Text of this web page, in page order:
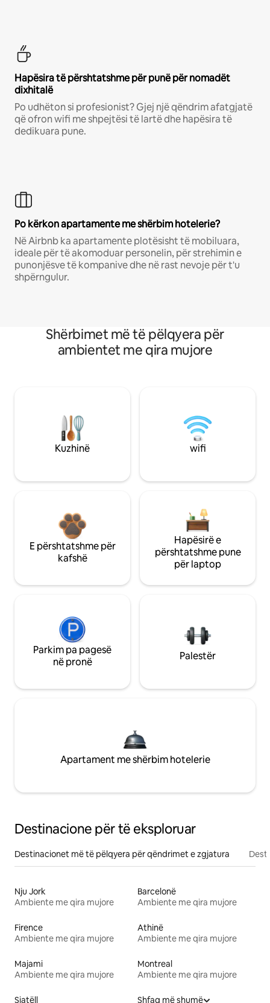
Hapësira të përshtatshme për punë për nomadët
dixhitalë
Po udhëton si profesionist? Gjej një qëndrim afatgjatë
që ofron wifi me shpejtësi të lartë dhe hapësira të
dedikuara pune.
Po kërkon apartamente me shërbim hotelerie?
Në Airbnb ka apartamente plotësisht të mobiluara,
ideale për të akomoduar personelin, për strehimin e
punonjësve të kompanive dhe në rast nevoje për t'u
shpërngulur.
Shërbimet më të pëlqyera për
ambientet me qira mujore
Kuzhinë wifi
E përshtatshme për
kafshë
Hapësirë e
përshtatshme pune
për laptop
Parkim pa pagesë
në pronë
Palestër
Apartament me shërbim hotelerie
Destinacione për të eksploruar
Destinacionet më të pëlqyera për qëndrimet e zgjatura
Nju Jork
Ambiente me qira mujore
Barcelonë
Ambiente me qira mujore
Firence
Ambiente me qira mujore
Athinë
Ambiente me qira mujore
Majami
Ambiente me qira mujore
Montreal
Ambiente me qira mujore
Siatëll Shfaq më shumë